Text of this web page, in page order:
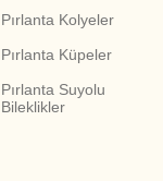
Pırlanta Kolyeler
Pırlanta Küpeler
Pırlanta Suyolu
Bileklikler